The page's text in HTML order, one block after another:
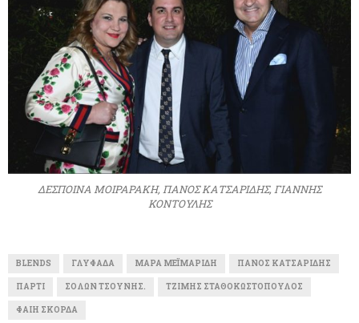
ΔΕΣΠΟΙΝΑ ΜΟΙΡΑΡΑΚΗ, ΠΑΝΟΣ ΚΑΤΣΑΡΙΔΗΣ, ΓΙΑΝΝΗΣ
ΚΟΝΤΟΥΛΗΣ
BLENDS ΓΛΥΦΆΔΑ ΜΆΡΑ ΜΕΪΜΑΡΊΔΗ ΠΆΝΟΣ ΚΑΤΣΑΡΊΔΗΣ
ΠΆΡΤΙ ΣΌΛΩΝ ΤΣΟΎΝΗΣ. ΤΖΊΜΗΣ ΣΤΑΘΟΚΩΣΤΌΠΟΥΛΟΣ
ΦΑΊΗ ΣΚΟΡΔΆ